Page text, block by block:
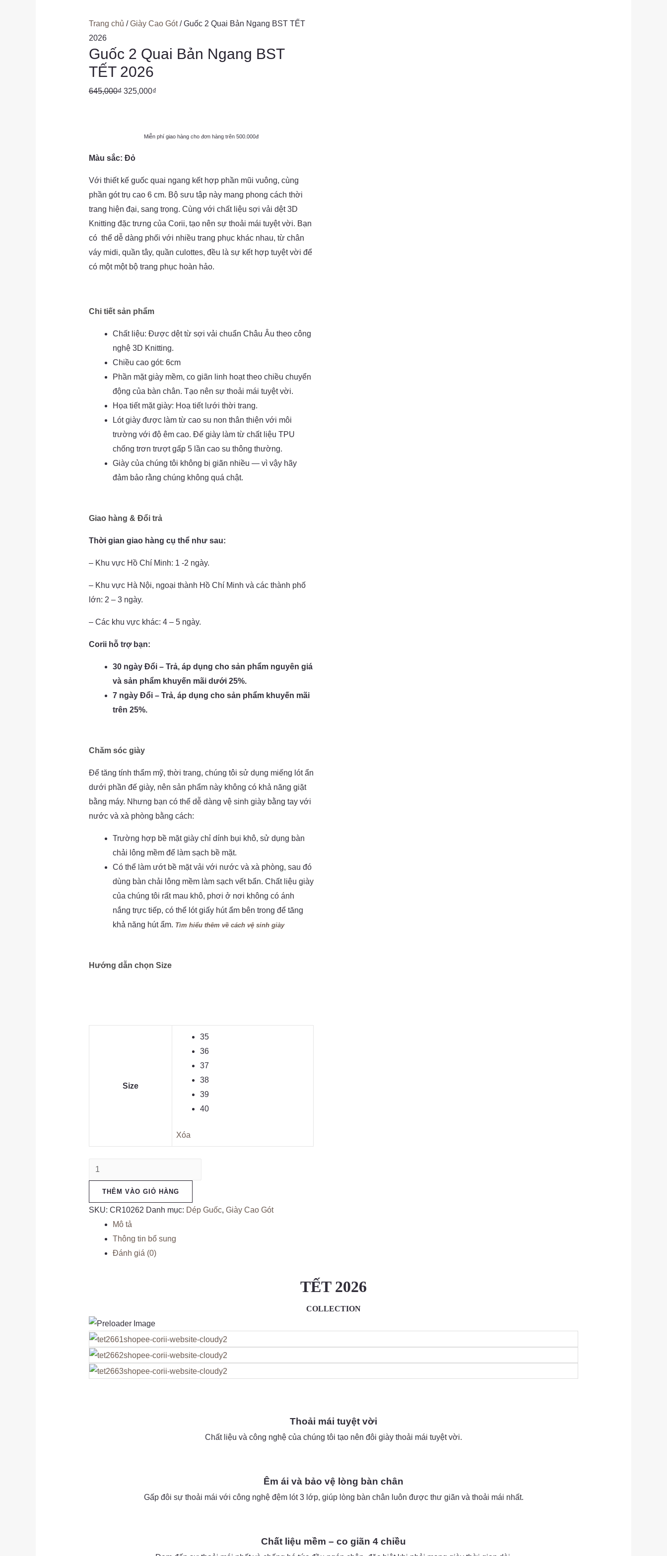
Trang chủ /Giày Cao Gót/ Guốc 2 Quai Bản Ngang BST TẾT
2026
Guốc 2 Quai Bản Ngang BST
TẾT 2026
645,000₫ Giá
645,000₫.
325,000₫Giá
là:
Miễn phí giao hàng cho đơn hàng trên 500.000đ
Màu sắc: Đỏ
Với thiết kế guốc quai ngang kết hợp phần mũi vuông, cùng
phần gót trụ cao 6 cm. Bộ sưu tập này mang phong cách thời
trang hiện đại, sang trọng. Cùng với chất liệu sợi vải dệt 3D
Knitting đặc trưng của Corii, tạo nên sự thoải mái tuyệt vời. Bạn
có thể dễ dàng phối với nhiều trang phục khác nhau, từ chân
váy midi, quần tây, quần culottes, đều là sự kết hợp tuyệt vời để
có một một bộ trang phục hoàn hảo.
Chi tiết sản phẩm
Chất liệu: Được dệt từ sợi vải chuẩn Châu Âu theo công
nghệ 3D Knitting.
Chiều cao gót: 6cm
Phần mặt giày mềm, co giãn linh hoạt theo chiều chuyển
động của bàn chân. Tạo nên sự thoải mái tuyệt vời.
Họa tiết mặt giày: Hoạ tiết lưới thời trang.
Lót giày được làm từ cao su non thân thiện với môi
trường với độ êm cao. Đế giày làm từ chất liệu TPU
chống trơn trượt gấp 5 lần cao su thông thường.
Giày của chúng tôi không bị giãn nhiều — vì vậy hãy
đảm bảo rằng chúng không quá chật.
Giao hàng & Đổi trả
Thời gian giao hàng cụ thể như sau:
– Khu vực Hồ Chí Minh: 1 -2 ngày.
– Khu vực Hà Nội, ngoại thành Hồ Chí Minh và các thành phố
lớn: 2 – 3 ngày.
– Các khu vực khác: 4 – 5 ngày.
Corii hỗ trợ bạn:
30 ngày Đổi – Trả, áp dụng cho sản phẩm nguyên giá
và sản phẩm khuyến mãi dưới 25%.
7 ngày Đổi – Trả, áp dụng cho sản phẩm khuyến mãi
trên 25%.
Chăm sóc giày
Để tăng tính thẩm mỹ, thời trang, chúng tôi sử dụng miếng lót ẩn
dưới phần đế giày, nên sản phẩm này không có khả năng giặt
bằng máy. Nhưng bạn có thể dễ dàng vệ sinh giày bằng tay với
nước và xà phòng bằng cách:
Trường hợp bề mặt giày chỉ dính bụi khô, sử dụng bàn
chải lông mềm để làm sạch bề mặt.
Có thể làm ướt bề mặt vải với nước và xà phòng, sau đó
dùng bàn chải lông mềm làm sạch vết bẩn. Chất liệu giày
của chúng tôi rất mau khô, phơi ở nơi không có ánh
nắng trực tiếp, có thể lót giấy hút ẩm bên trong để tăng
khả năng hút ẩm. Tìm hiểu thêm về cách vệ sinh giày
Hướng dẫn chọn Size
Size
35
36
37
38
39
40
Xóa
Guốc
2
Quai
Bản
Ngang
THÊM VÀO GIỎ HÀNG
SKU: CR10262 Danh mục: Dép Guốc, Giày Cao Gót
Mô tả
Thông tin bổ sung
Đánh giá (0)
TẾT 2026
COLLECTION
Thoải mái tuyệt vời
Chất liệu và công nghệ của chúng tôi tạo nên đôi giày thoải mái tuyệt vời.
Êm ái và bảo vệ lòng bàn chân
Gấp đôi sự thoải mái với công nghệ đệm lót 3 lớp, giúp lòng bàn chân luôn được thư giãn và thoải mái nhất.
Chất liệu mềm – co giãn 4 chiều